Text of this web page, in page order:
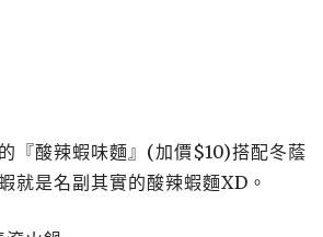
『酸辣蝦味麵』(加價$10)搭配冬蔭
就是名副其實的酸辣蝦麵XD。